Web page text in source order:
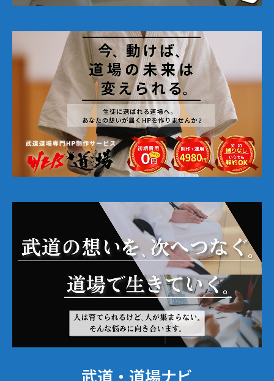
武道・道場ナビ